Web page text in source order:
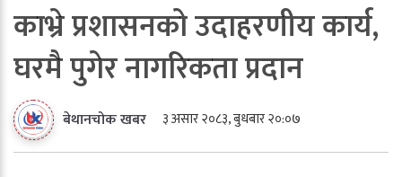
काभ्रे प्रशासनको उदाहरणीय कार्य,
घरमै पुगेर नागरिकता प्रदान
बेथानचोक खबर ३ असार २०८३, बुधबार २०:०७